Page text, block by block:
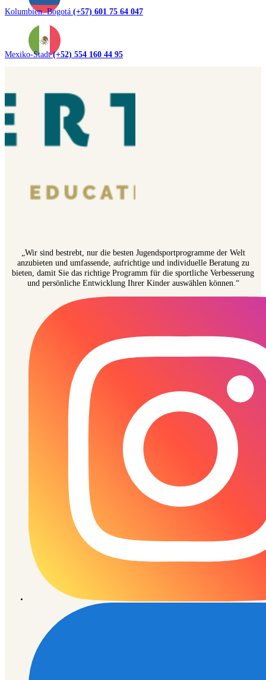
Kolumbien. Bogotá (+57) 601 75 64 047
Mexiko-Stadt(+52) 554 160 44 95
„Wir sind bestrebt, nur die besten Jugendsportprogramme der Welt
anzubieten und umfassende, aufrichtige und individuelle Beratung zu
bieten, damit Sie das richtige Programm für die sportliche Verbesserung
und persönliche Entwicklung Ihrer Kinder auswählen können.“